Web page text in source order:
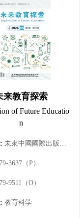
来教育探索
of Future Educatio
n
未來中國國際出版集團有限公司
3637（P）
9511（O）
教育科学